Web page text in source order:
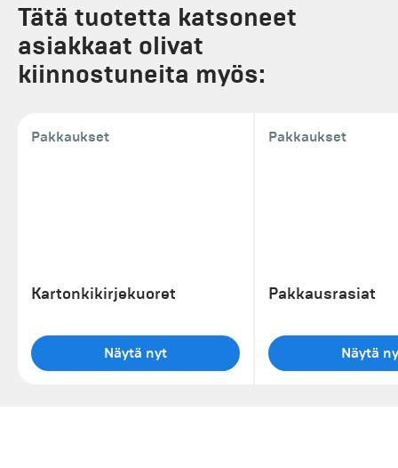
Tätä tuotetta katsoneet
asiakkaat olivat
kiinnostuneita myös:
Pakkaukset
Kartonkikirjekuoret
Näytä nyt
Pakkaukset
Pakkausrasiat
Näytä